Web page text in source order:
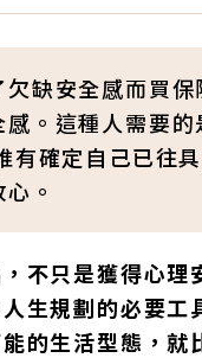
缺安全感而買
。這種人需要的
有確定自己已往
。
不只是獲得心理
生規劃的必要工
的生活型態，就